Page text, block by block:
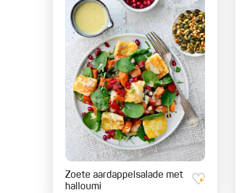
Zoete aardappelsalade met
halloumi